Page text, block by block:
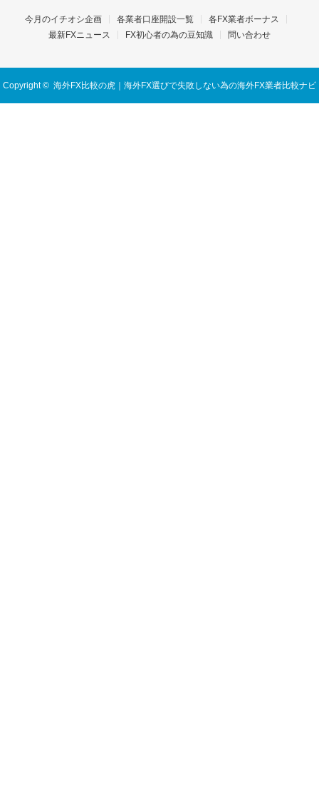
今月のイチオシ企画 各業者口座開設一覧
各FX業者ボーナス
最新FXニュース
FX初心者の為の豆知識 問い合わせ
Copyright © 海外FX比較の虎｜海外FX選びで失敗しない為の海外FX業者比較ナビ